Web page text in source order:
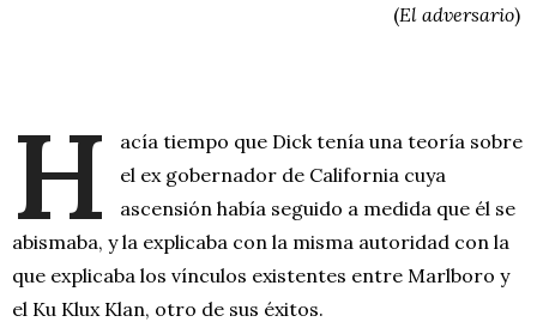
(El adversario)
H
acía tiempo que Dick tenía una teoría sobre
el ex gobernador de California cuya
ascensión había seguido a medida que él se
abismaba, y la explicaba con la misma autoridad con la
que explicaba los vínculos existentes entre Marlboro y
el Ku Klux Klan, otro de sus éxitos.